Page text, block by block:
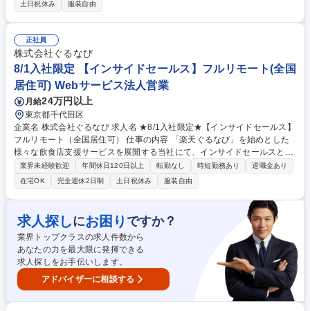
その中で、新たに本格的な事業展開の可能性を探索している市場がインド
です。まずは、日本を代表する製造業のお客様が推進するグローバルプロ
ジェクトを起点に、日本本社とインド拠点を横断した価値提供を進めま
す。その過程で現地市場への理解を深め、顧客ニーズや商習慣、プロダク
トの適合性を検証しながら、インド市場における勝ち筋を構築していただ
きます。 募集職種 【Global Enterprise Account Executive_インド担当】
グローバルで成長中◎
土日祝休み
服装自由
正社員
株式会社ぐるなび
8/1入社限定 【インサイドセールス】フルリモート(全国
居住可) Webサービス法人営業
月給24万円以上
東京都千代田区
企業名 株式会社ぐるなび 求人名 ★8/1入社限定★【インサイドセールス】
フルリモート（全国居住可） 仕事の内容 「楽天ぐるなび」を始めとした
様々な飲食店支援サービスを展開する当社にて、インサイドセールスとし
て、自社媒体や提携商材を通じた飲食店の集客支援・業務支援・経営支援
をお任せします。 【入社後にお任せしたい業務】入社当初は、新規獲得チ
ーム（市場を切り拓く先鋭部隊）で商談設定や成約までの突破力を磨いて
いただきつつ、業務を通じて当社のサービスや顧客特性の理解を深めてい
ただきます。 その後は、個人の適性やスキルを鑑みて、新規獲得チームも
しくは顧客伴走チーム（商談・受注・契約継続フォローまでを一貫して担
う営業）に分かれていきます。 募集職種 ★8/1入社限定★【インサイドセ
ールス】フルリモート（全国居住可）
業界未経験歓迎 年間休日120日以上 転勤なし 時短勤務あり
退職金あり
在宅OK
完全週休2日制 土日祝休み 服装自由
求人探しにお困り ですか？
業界トップクラスの求人件数から
あなたの力を最大限に発揮できる
求人探しをお手伝いします。
アドバイザーに相談する